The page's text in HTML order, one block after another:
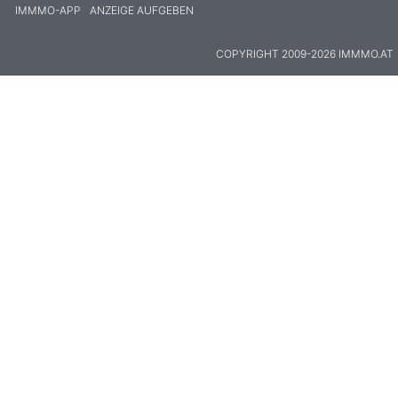
IMMMO-APP
ANZEIGE AUFGEBEN
COPYRIGHT 2009-2026 IMMMO.AT